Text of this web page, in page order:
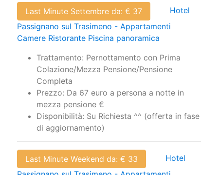
Passignano sul Trasimeno - Appartamenti
Camere Ristorante Piscina panoramica
Trattamento: Pernottamento con Prima
Completa
Prezzo: Da 67 euro a persona a notte in
mezza pensione €
Disponibilità: Su Richiesta ^^ (offerta in fase
di aggiornamento)
Passignano sul Trasimeno - Appartamenti
Camere Ristorante Piscina panoramica